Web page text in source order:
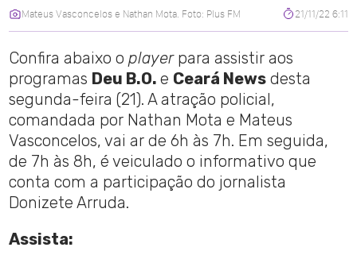
Mateus Vasconcelos e Nathan Mota. Foto: Plus FM 21/11/22 6:11
Confira abaixo oplayerpara assistir aos
programas Deu B.O.e Ceará News desta
segunda-feira (21). A atração policial,
comandada por Nathan Mota e Mateus
Vasconcelos, vai ar de 6h às 7h. Em seguida,
de 7h às 8h, é veiculado o informativo que
conta com a participação do jornalista
Donizete Arruda.
Assista: